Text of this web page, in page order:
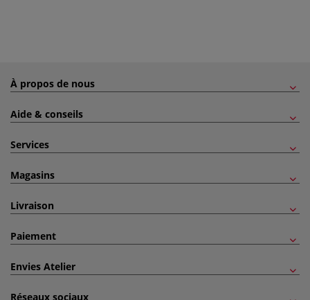
À propos de nous
Aide & conseils
Services
Magasins
Livraison
Paiement
Envies Atelier
Réseaux sociaux